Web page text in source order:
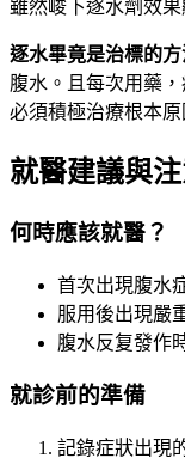
雖然峻下逐水劑效
逐水畢竟是治標的方
腹水。且每次用藥
必須積極治療根本
就醫建議與
何時應該就醫？
首次出現腹水
服用後出現嚴
腹水反复發作
就診前的準備
記錄症狀出現